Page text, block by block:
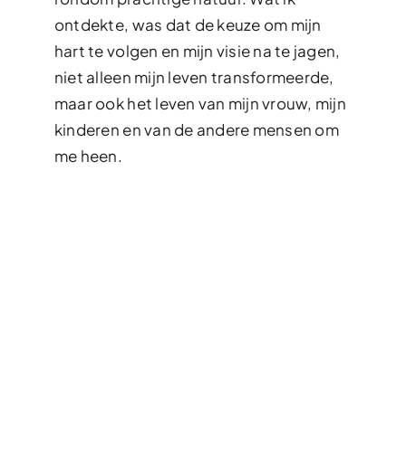
ontdekte, was dat de keuze om mijn
hart te volgen en mijn visie na te jagen,
niet alleen mijn leven transformeerde,
maar ook het leven van mijn vrouw, mijn
kinderen en van de andere mensen om
me heen.